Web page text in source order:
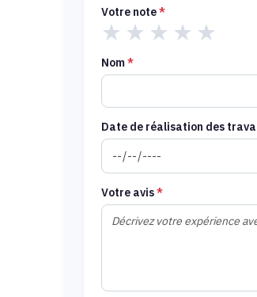
Votre note*
★ ★ ★ ★ ★
Nom*
Date de réalisation des
Votre avis*